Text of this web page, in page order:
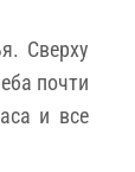
Сверху
почти
и все